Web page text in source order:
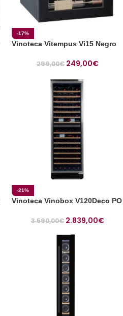
-17%
Vinoteca Vitempus Vi15 Negro
299,00€ 249,00€
-21%
Vinoteca Vinobox V120Deco PO
3.590,00€ 2.839,00€